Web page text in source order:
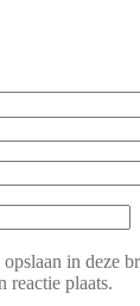
in deze
reactie plaats.